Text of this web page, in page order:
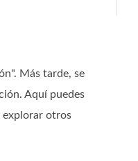
Más tarde, se
Aquí puedes
explorar otros